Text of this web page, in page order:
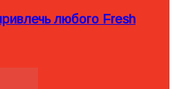
любого Fresh